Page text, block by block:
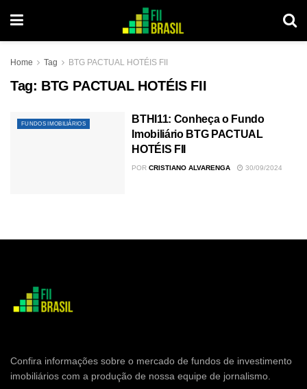
Home Tag BTG PACTUAL HOTÉIS FII
Tag: BTG PACTUAL HOTÉIS FII
FUNDOS IMOBILIÁRIOS
BTHI11: Conheça o Fundo
Imobiliário BTG PACTUAL
HOTÉIS FII
POR CRISTIANO ALVARENGA 30/09/2024
Confira informações sobre o mercado de fundos de investimento
imobiliários com a produção de nossa equipe de jornalismo.